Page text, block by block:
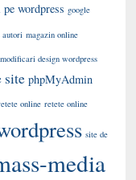
wordpress google
autori magazin online
modificari design wordpress
site phpMyAdmin
online retete online
site de
media